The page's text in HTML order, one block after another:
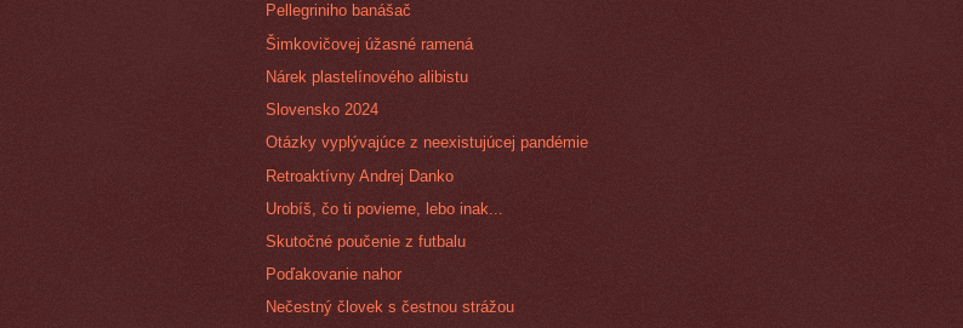
Pellegriniho banášač
Šimkovičovej úžasné ramená
Nárek plastelínového alibistu
Slovensko 2024
Otázky vyplývajúce z neexistujúcej pandémie
Retroaktívny Andrej Danko
Urobíš, čo ti povieme, lebo inak...
Skutočné poučenie z futbalu
Poďakovanie nahor
Nečestný človek s čestnou strážou